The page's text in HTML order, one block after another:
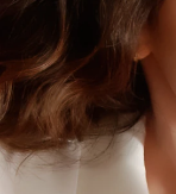
FAQ™ Pure
issa™ Teeth
Français
Polski
Türkçe